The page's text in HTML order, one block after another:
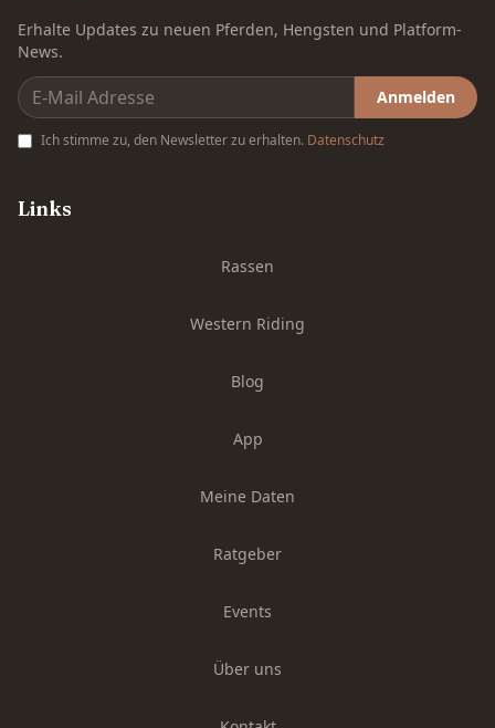
Erhalte Updates zu neuen Pferden, Hengsten und Platform-
News.
Anmelden
Ich stimme zu, den Newsletter zu erhalten. Datenschutz
Links
Rassen
Western Riding
Blog
App
Meine Daten
Ratgeber
Events
Über uns